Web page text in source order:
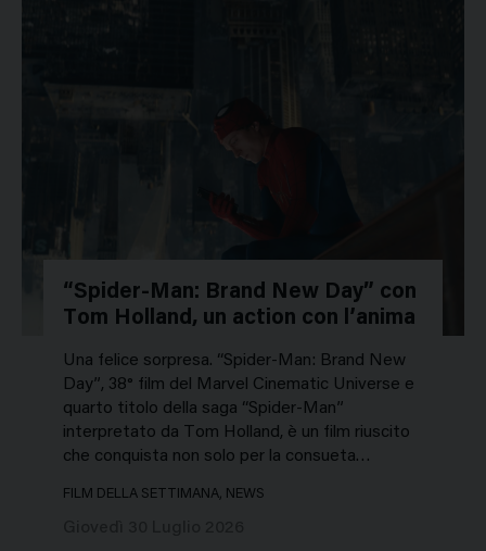
“Spider-Man: Brand New Day” con
Tom Holland, un action con l’anima
Una felice sorpresa. “Spider-Man: Brand New
Day”, 38° film del Marvel Cinematic Universe e
quarto titolo della saga “Spider-Man”
interpretato da Tom Holland, è un film riuscito
che conquista non solo per la consueta…
FILM DELLA SETTIMANA, NEWS